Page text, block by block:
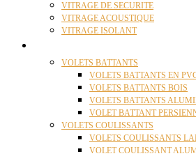
VITRAGE DE SECURITE
VITRAGE ACOUSTIQUE
VITRAGE ISOLANT
VOLETS BATTANTS
VOLETS BATTANTS EN
VOLETS BATTANTS BOIS
VOLETS BATTANTS
VOLET BATTANT
VOLETS COULISSANTS
VOLETS COULISSANTS
VOLET COULISSANT